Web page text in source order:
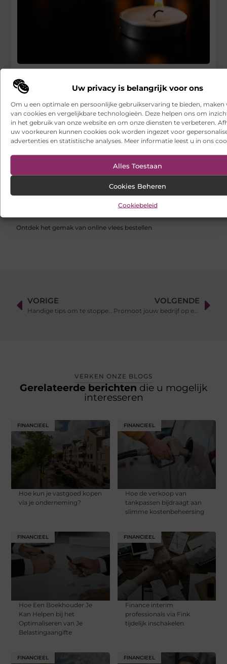
Uw privacy is belangrijk voor ons
Om u een optimale en persoonlijke gebruikservaring te bieden, maken
van cookies en vergelijkbare technologieën. Deze helpen ons om
in het gebruik van onze website en om onze diensten te verbeteren.
uw voorkeuren kunnen cookies ook worden ingezet voor
advertenties en statistische analyses. Meer informatie leest u in ons
Alles Toestaan
Cookies Beheren
Cookiebeleid
RECENTE BERICHTEN
Een leverancier van alcoholische producten die met u
meeschaalt
Hoe franchiseketens lokale Google Ads budgetten centraal en
efficiënt beheren
Websites laten maken: wat u moet weten voordat u begint
Ontdek het gemak van online vlees bestellen
VORIGE
Handige tips om te stoppen met roken
VOLGENDE
Promoot jouw bedrijf op een originele manier
VERKEN ONZE BLOGS
Gerelateerde berichten die u mogelijk
interesseren
FINANCIEEL
Hoe kun je vastgoed kopen
via je onderneming?
FINANCIEEL
Hoe de verkoop van
tankpassen bijdraagt aan
slimme kostenbeheersing
FINANCIEEL
Hoe Een Boekhouder Je
Kan Helpen bij het
Optimaliseren van Je
Belastingaangifte
FINANCIEEL
Finance interim
professionals via Fink
tijdelijk inschakelen
FINANCIEEL FINANCIEEL